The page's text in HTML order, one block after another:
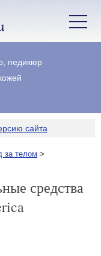
педикюр
сайта
за телом >
средства